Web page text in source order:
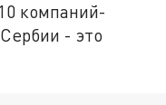
компаний-
- это